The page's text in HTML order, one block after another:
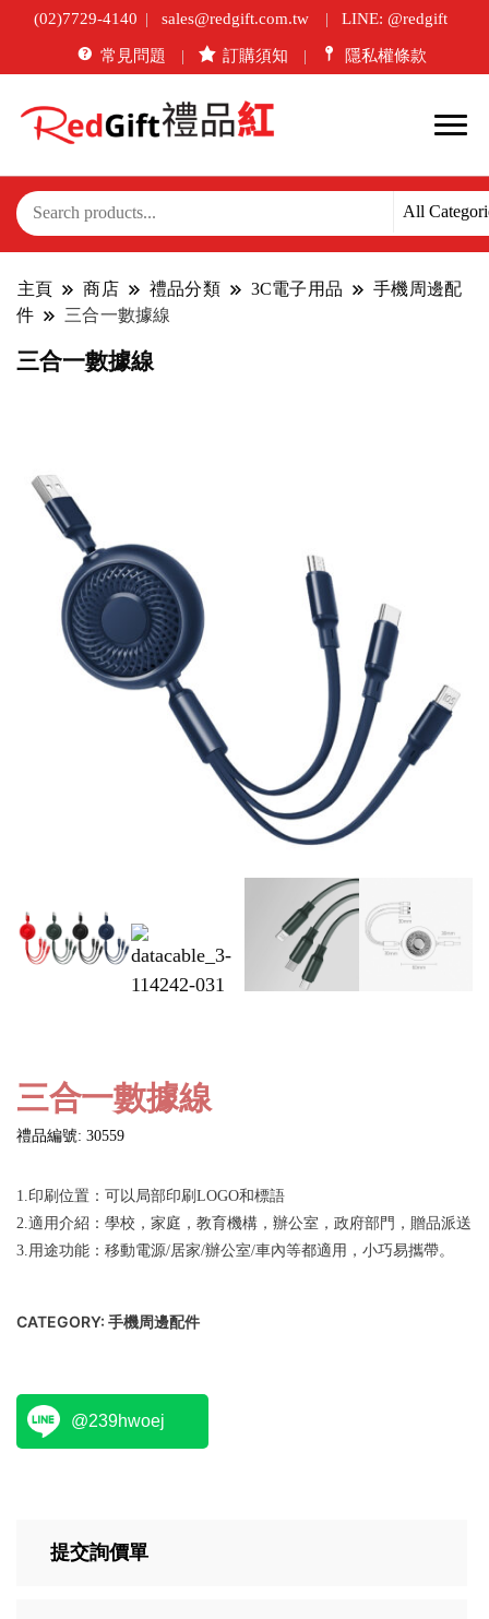
(02)7729-4140 sales@redgift.com.tw LINE: @redgift
常見問題 訂購須知 隱私權條款
主頁 商店 禮品分類 3C電子用品
手機周邊配
件
三合一數據線
三合一數據線
三合一數據線
禮品編號: 30559
1.印刷位置：可以局部印刷LOGO和標語
2.適用介紹：學校，家庭，教育機構，辦公室，政府部門，贈品派送
3.用途功能：移動電源/居家/辦公室/車內等都適用，小巧易攜帶。
CATEGORY: 手機周邊配件
@239hwoej
提交詢價單